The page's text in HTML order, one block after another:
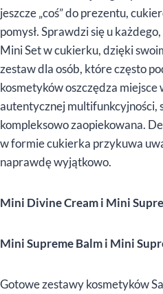
jeszcze „coś” do prezentu,
pomysł. Sprawdzi się u
Mini Set w cukierku, dzięki
zestaw dla osób, które często
kosmetyków oszczędza miejsce
autentycznej multifunkcyjności,
kompleksowo zaopiekowana.
w formie cukierka przykuwa
naprawdę wyjątkowo.
Mini Divine Cream i Mini
Mini Supreme Balm i Mini
Gotowe zestawy kosmetyków